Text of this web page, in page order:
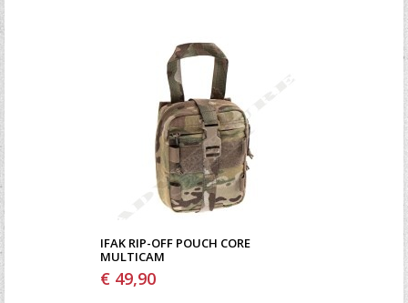
IFAK RIP-OFF POUCH CORE
MULTICAM
€ 49,90